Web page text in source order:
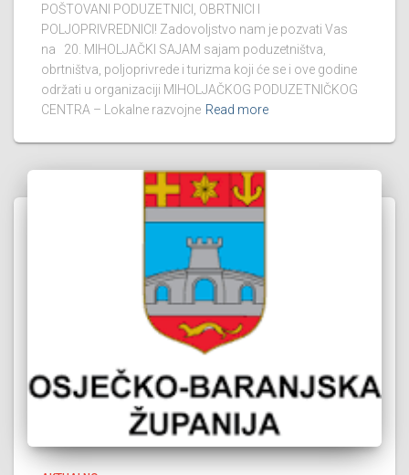
POŠTOVANI PODUZETNICI, OBRTNICI I
POLJOPRIVREDNICI! Zadovoljstvo nam je pozvati Vas
na 20. MIHOLJAČKI SAJAM sajam poduzetništva,
obrtništva, poljoprivrede i turizma koji će se i ove godine
održati u organizaciji MIHOLJAČKOG PODUZETNIČKOG
CENTRA – Lokalne razvojne Read more